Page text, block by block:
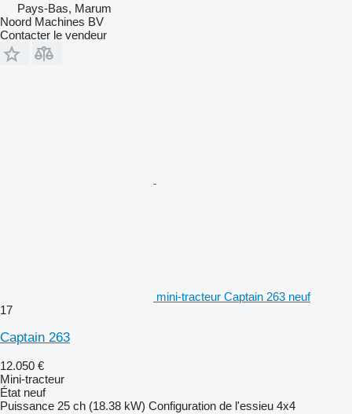
Pays-Bas, Marum
Noord Machines BV
Contacter le vendeur
mini-tracteur Captain 263 neuf
17
Captain 263
12.050 €
Mini-tracteur
État neuf
Puissance 25 ch (18.38 kW) Configuration de l'essieu 4x4